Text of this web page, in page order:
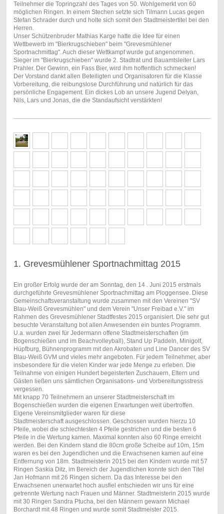
Teilnehmer die Topringzahl des Tages von 50. Wohlgemerkt von 60
möglichen Ringen. In einem Stechen setzte sich Tilmann Lucas gegen
Stefan Schrader durch und holte sich somit den Stadtmeistertitel bei den
Herren.
Unser Schützenbruder Mathias Karge hatte die Idee für einen
Wettbewerb im "Bierkrugschieben" beim "Grevesmühlener
Sportnachmittag". Auch dieser Wettkampf wurde gut angenommen.
Sieger im "Bierkrugschieben" wurde 2. Stadtrat und Bauamtsleiter Lars
Prahler. Der Gewinn, ein Fass Bier, wird ihm hoffentlich schmecken!
Der Vorstand dankt allen Beteiligten und Organisatoren für die Klasse
Vorbereitung, die reibungslose Durchführung und natürlich für das
persönliche Engagement. Ein dickes Lob an unsere Jugend Delyan,
Nils, Lars und Jonas, die die Standaufsicht verstärkten!
1. Grevesmühlener Sportnachmittag 2015
Ein großer Erfolg wurde der am Sonntag, den 14 . Juni 2015 erstmals
durchgeführte Grevesmühlener Sportnachmittag am Ploggensee. Diese
Gemeinschaftsveranstaltung wurde zusammen mit den Vereinen "SV
Blau-Weiß Grevesmühlen" und dem Verein "Unser Freibad e.V." im
Rahmen des Grevesmühlener Stadtfestes 2015 organisiert. Die sehr gut
besuchte Veranstaltung bot allen Anwesenden ein buntes Programm.
U.a. wurden zwei für Jedermann offene Stadtmeisterschaften (im
Bogenschießen und im Beachvolleyball), Stand Up Paddeln, Minigolf,
Hüpfburg, Bühnenprogramm mit den Akrobaten und Line Dancer des SV
Blau-Weiß GVM und vieles mehr angeboten. Für jedem Teilnehmer, aber
insbesondere für die vielen Kinder war jede Menge zu erleben. Die
Teilnahme von einigen Hundert begeisterten Zuschauern, Eltern und
Gästen ließen uns sämtlichen Organisations- und Vorbereitungsstress
vergessen.
Mit knapp 70 Teilnehmern an unserer Stadtmeisterschaft im
Bogenschießen wurden die eigenen Erwartungen weit übertroffen.
Eigene Vereinsmitglieder waren für diese
Stadtmeisterschaft ausgeschlossen. Geschossen wurden hierzu 10
Pfeile, wobei die schlechtesten 4 Pfeile gestrichen und die besten 6
Pfeile in die Wertung kamen. Maximal konnten also 60 Ringe erreicht
werden. Bei den Kindern stand die 80cm große Scheibe auf 10m, 15m
waren es bei den Jugendlichen und die Erwachsenen kamen auf eine
Entfernung von 18m. Stadtmeisterin 2015 bei den Kindern wurde mit 57
Ringen Saskia Ditz, im Bereich der Jugendlichen konnte sich den Titel
Jan Hofmann mit 26 Ringen sichern. Da das Interesse bei den
Erwachsenen unerwartet hoch ausfiel entschieden wir uns für eine
getrennte Wertung nach Frauen und Männer. Stadtmeisterin 2015 wurde
mit 30 Ringen Sandra Ptucha, bei den Männern gewann Michael
Borchardt mit 48 Ringen und wurde somit Stadtmeister 2015.